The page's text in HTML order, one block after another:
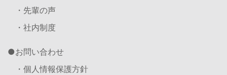
・先輩の声
・社内制度
お問い合わせ
・個人情報保護方針